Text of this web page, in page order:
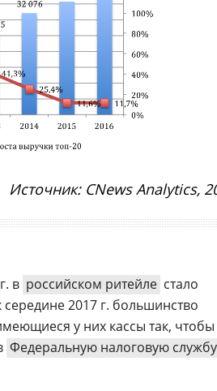
Источник: CNews Analytics,
в российском ритейле стало
середине 2017 г. большинство
у них кассы так,
Федеральную налоговую службу